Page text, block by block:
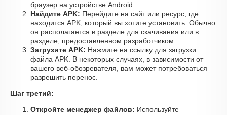
браузер на устройстве Android.
Найдите APK: Перейдите на сайт или ресурс, где
находится APK, который вы хотите установить. Обычно
он располагается в разделе для скачивания или в
разделе, предоставленном разработчиком.
Загрузите APK: Нажмите на ссылку для загрузки
файла APK. В некоторых случаях, в зависимости от
вашего веб-обозревателя, вам может потребоваться
разрешить перенос.
Шаг третий:
Откройте менеджер файлов: Используйте